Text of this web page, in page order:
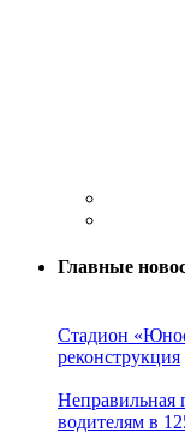
Главные
Стадион
реконструкция
Неправильная
водителям в